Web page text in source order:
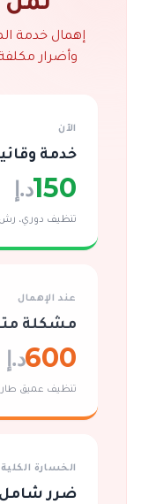
إهمال خدمة
وأضرار
الآن
خدمة
150د.إ
تنظيف دوري، رش
عند الإهمال
مشكلة
600د.إ
تنظيف عميق
الخسارة الكلية
ضرر شامل